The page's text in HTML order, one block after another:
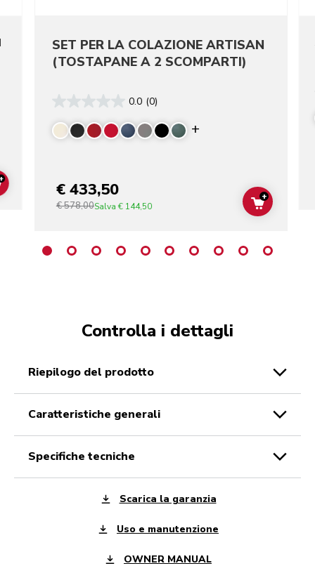
ADD TO CART
SET PER LA COLAZIONE ARTISAN
(TOSTAPANE A 2 SCOMPARTI)
0.0 (0)
Display more
€ 433,50
€ 578,00Salva € 144,50 ADD TO
+
Controlla i dettagli
riepilogo del prodotto
caratteristiche generali
specifiche tecniche
Scarica la garanzia
Uso e manutenzione
OWNER MANUAL